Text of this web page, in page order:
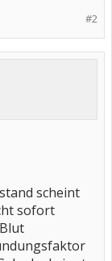
#2
scheint
sofort